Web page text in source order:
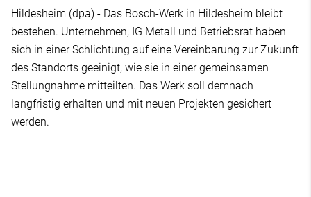
Hildesheim (dpa) - Das Bosch-Werk in Hildesheim bleibt
bestehen. Unternehmen, IG Metall und Betriebsrat haben
sich in einer Schlichtung auf eine Vereinbarung zur Zukunft
des Standorts geeinigt, wie sie in einer gemeinsamen
Stellungnahme mitteilten. Das Werk soll demnach
langfristig erhalten und mit neuen Projekten gesichert
werden.